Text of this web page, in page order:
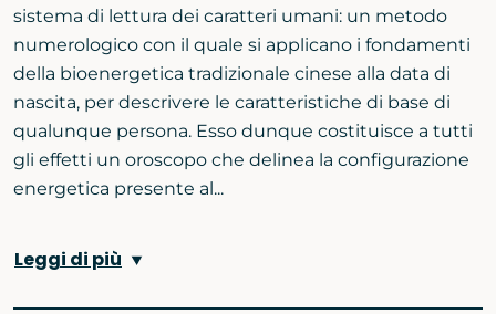
sistema di lettura dei caratteri umani: un metodo
numerologico con il quale si applicano i fondamenti
della bioenergetica tradizionale cinese alla data di
nascita, per descrivere le caratteristiche di base di
qualunque persona. Esso dunque costituisce a tutti
gli effetti un oroscopo che delinea la configurazione
energetica presente al...
Leggi di più